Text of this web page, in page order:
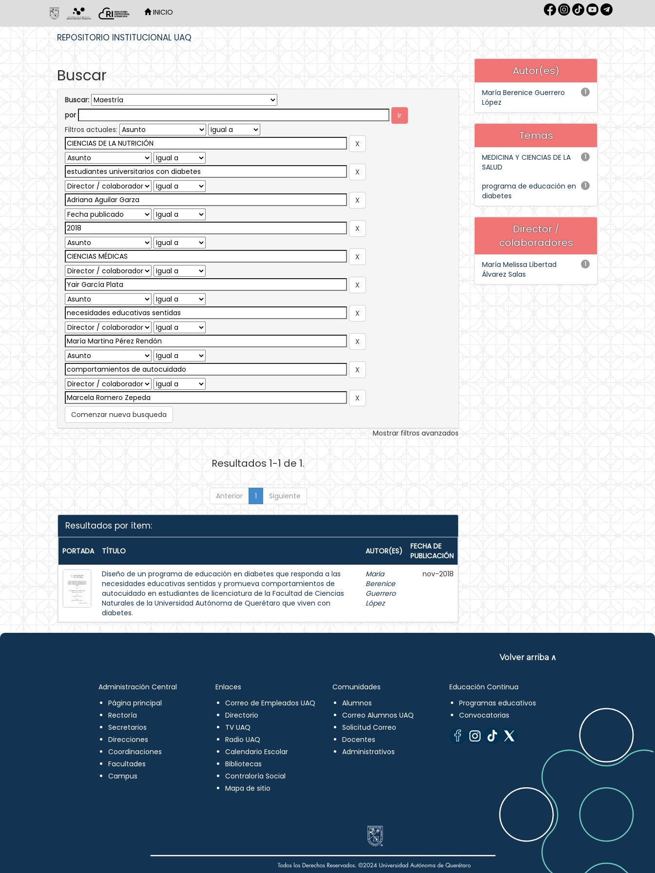
INICIO
REPOSITORIO INSTITUCIONAL UAQ
Buscar
Buscar:
por
Filtros actuales:
Comenzar nueva busqueda
Mostrar filtros avanzados
Resultados 1-1 de 1.
Anterior 1 Siguiente
Resultados por ítem:
PORTADA TÍTULO AUTOR(ES)
FECHA DE
PUBLICACIÓN
Diseño de un programa de educación en diabetes que responda a las
necesidades educativas sentidas y promueva comportamientos de
autocuidado en estudiantes de licenciatura de la Facultad de Ciencias
Naturales de la Universidad Autónoma de Querétaro que viven con
diabetes.
María
Berenice
Guerrero
López
nov-2018
Autor(es)
1
María Berenice Guerrero
López
Temas
1
MEDICINA Y CIENCIAS DE LA
SALUD
1
programa de educación en
diabetes
Director /
colaboradores
1
María Melissa Libertad
Álvarez Salas
Volver arriba ∧
Administración Central
Página principal
Rectoría
Secretarios
Direcciones
Coordinaciones
Facultades
Campus
Enlaces
Correo de Empleados UAQ
Directorio
TV UAQ
Radio UAQ
Calendario Escolar
Bibliotecas
Contraloría Social
Mapa de sitio
Comunidades
Alumnos
Correo Alumnos UAQ
Solicitud Correo
Docentes
Administrativos
Educación Continua
Programas educativos
Convocatorias